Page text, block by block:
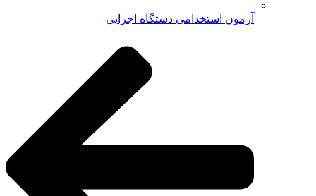
آزمون استخدامی دستگاه اجرایی